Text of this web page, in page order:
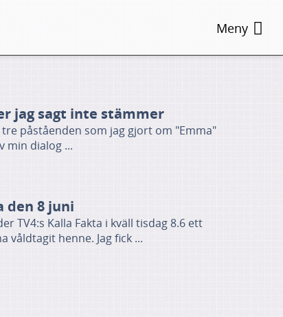
jag sagt inte stämmer
påståenden som jag gjort om "Emma"
min dialog ...
den 8 juni
TV4:s Kalla Fakta i kväll tisdag 8.6 ett
våldtagit henne. Jag fick ...
Meny